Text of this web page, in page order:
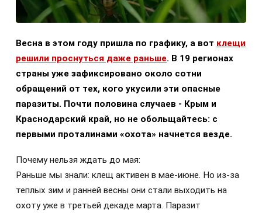
Весна в этом году пришла по графику, а вот клещи
решили проснуться даже раньше. В 19 регионах
страны уже зафиксировано около сотни
обращений от тех, кого укусили эти опасные
паразиты. Почти половина случаев - Крым и
Краснодарский край, но не обольщайтесь: с
первыми проталинами «охота» начнется везде.
Почему нельзя ждать до мая:
Раньше мы знали: клещ активен в мае-июне. Но из-за
теплых зим и ранней весны они стали выходить на
охоту уже в третьей декаде марта. Паразит